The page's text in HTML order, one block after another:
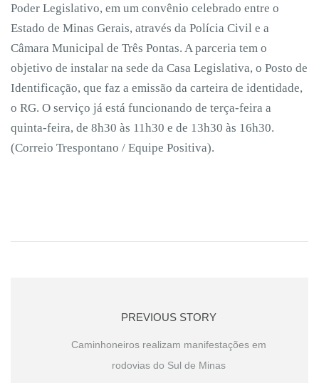
Poder Legislativo, em um convênio celebrado entre o
Estado de Minas Gerais, através da Polícia Civil e a
Câmara Municipal de Três Pontas. A parceria tem o
objetivo de instalar na sede da Casa Legislativa, o Posto de
Identificação, que faz a emissão da carteira de identidade,
o RG. O serviço já está funcionando de terça-feira a
quinta-feira, de 8h30 às 11h30 e de 13h30 às 16h30.
(Correio Trespontano / Equipe Positiva).
PREVIOUS STORY
Caminhoneiros realizam manifestações em
rodovias do Sul de Minas